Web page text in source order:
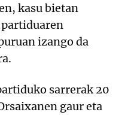
kasu bietan
izango da
sarrerak 20
gaur eta